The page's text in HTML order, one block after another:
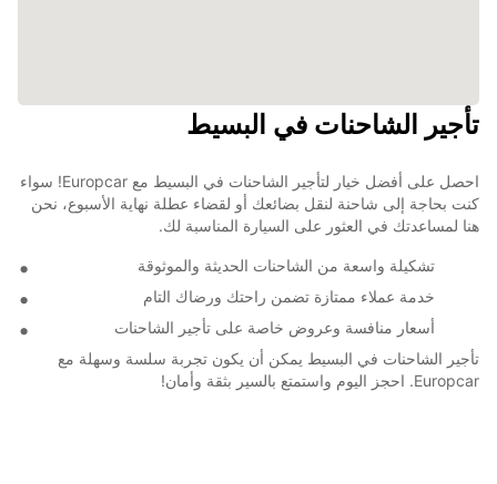
تأجير الشاحنات في البسيط
احصل على أفضل خيار لتأجير الشاحنات في البسيط مع Europcar! سواء
كنت بحاجة إلى شاحنة لنقل بضائعك أو لقضاء عطلة نهاية الأسبوع، نحن
هنا لمساعدتك في العثور على السيارة المناسبة لك.
تشكيلة واسعة من الشاحنات الحديثة والموثوقة
خدمة عملاء ممتازة تضمن راحتك ورضاك التام
أسعار منافسة وعروض خاصة على تأجير الشاحنات
تأجير الشاحنات في البسيط يمكن أن يكون تجربة سلسة وسهلة مع
Europcar. احجز اليوم واستمتع بالسير بثقة وأمان!